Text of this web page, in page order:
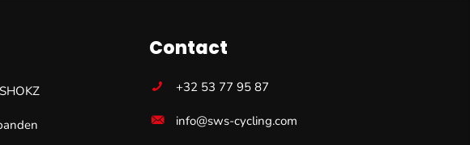
Contact
+32 53 77 95 87
info@sws-cycling.com